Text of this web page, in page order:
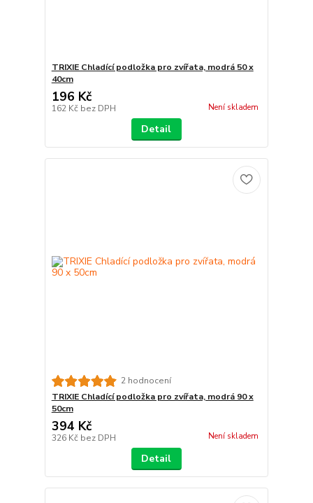
TRIXIE Chladící podložka pro zvířata, modrá 50 x
40cm
196 Kč
162 Kč bez DPH Není skladem
Detail
2 hodnocení
TRIXIE Chladící podložka pro zvířata, modrá 90 x
50cm
394 Kč
326 Kč bez DPH Není skladem
Detail